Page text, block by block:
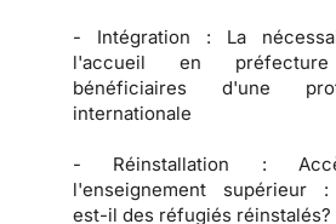
- Intégration : La
l'accueil en
bénéficiaires d'une
internationale
- Réinstallation :
l'enseignement supérieur
est-il des réfugiés réinstalés?